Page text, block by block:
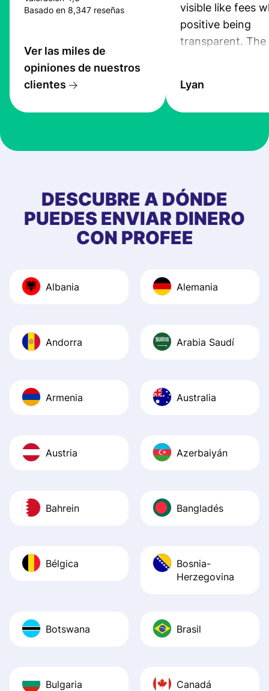
Basado en 8,347 reseñas
Ver las miles de
opiniones de nuestros
clientes
visible like fees
positive being
transparent. The
the exchange
at Profee is very
first started
app, and they
quick to provide
and helpful
Recommend it!
Lyan
DESCUBRE A DÓNDE
PUEDES ENVIAR DINERO
CON PROFEE
Albania Alemania
Andorra Arabia Saudí
Armenia Australia
Austria Azerbaiyán
Bahrein Bangladés
Bélgica
Bosnia-
Herzegovina
Botswana Brasil
Bulgaria Canadá